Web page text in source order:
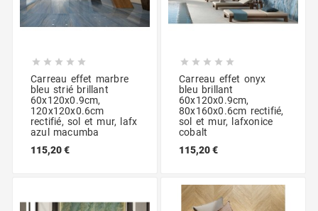
    
Carreau effet marbre
bleu strié brillant
60x120x0.9cm,
120x120x0.6cm
rectifié, sol et mur, lafx
azul macumba
115,20 €
    
Carreau effet onyx
bleu brillant
60x120x0.9cm,
80x160x0.6cm rectifié,
sol et mur, lafxonice
cobalt
115,20 €